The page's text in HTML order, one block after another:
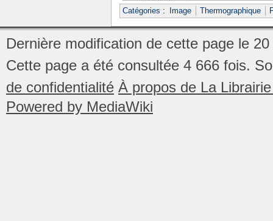
Catégories : Image Thermographique
Dernière modification de cette page le
Cette page a été consultée 4 666 fois.
de confidentialité À propos de La
Powered by MediaWiki